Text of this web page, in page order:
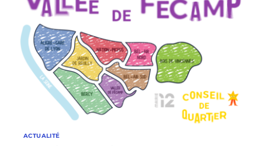
ACTUALITÉ